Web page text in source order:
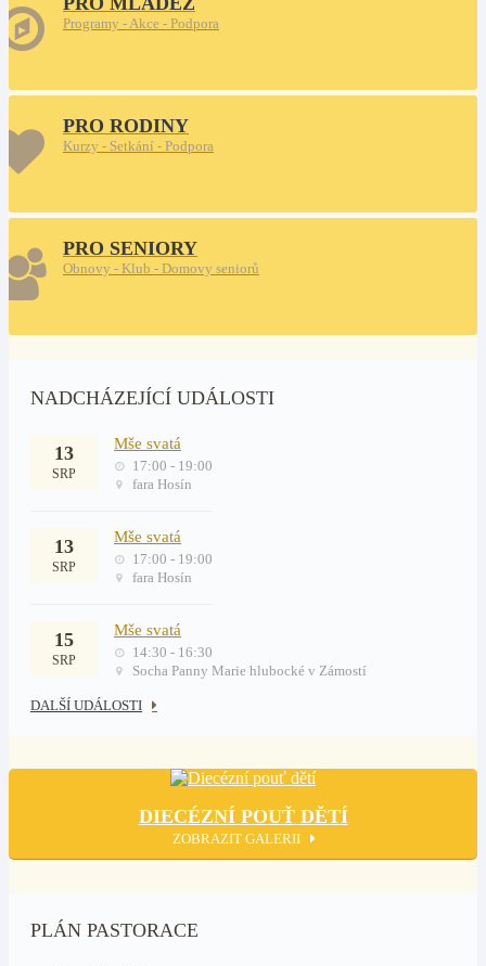
Programy - Akce - Podpora
PRO RODINY
Kurzy - Setkání - Podpora
PRO SENIORY
Obnovy - Klub - Domovy seniorů
NADCHÁZEJÍCÍ UDÁLOSTI
13
SRP
Mše svatá
17:00 - 19:00
fara Hosín
13
SRP
Mše svatá
17:00 - 19:00
fara Hosín
15
SRP
Mše svatá
14:30 - 16:30
Socha Panny Marie hlubocké v Zámostí
DALŠÍ UDÁLOSTI
DIECÉZNÍ POUŤ DĚTÍ
ZOBRAZIT GALERII
PLÁN PASTORACE